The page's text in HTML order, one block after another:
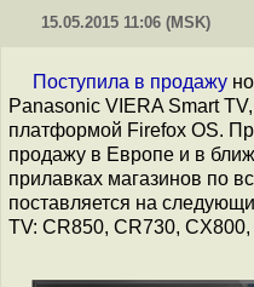
15.05.2015 11:06 (MSK)
Поступила в продажу
Panasonic VIERA Smart
платформой Firefox OS.
продажу в Европе и в
прилавках магазинов по
поставляется на
TV: CR850, CR730,